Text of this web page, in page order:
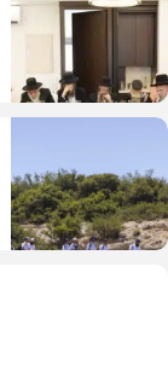
חרדים